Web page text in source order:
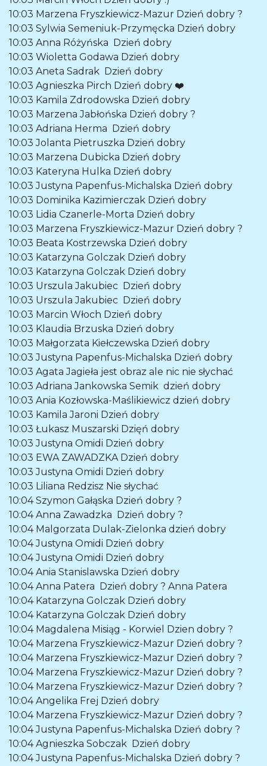
10:03 Marzena Fryszkiewicz-Mazur Dzień dobry ?
10:03 Sylwia Semeniuk-Przymęcka Dzień dobry
10:03 Anna Różyńska Dzień dobry
10:03 Wioletta Godawa Dzień dobry
10:03 Aneta Sadrak Dzień dobry
10:03 Agnieszka Pirch Dzień dobry ❤️
10:03 Kamila Zdrodowska Dzień dobry
10:03 Marzena Jabłońska Dzień dobry ?
10:03 Adriana Herma Dzień dobry
10:03 Jolanta Pietruszka Dzień dobry
10:03 Marzena Dubicka Dzień dobry
10:03 Kateryna Hulka Dzień dobry
10:03 Justyna Papenfus-Michalska Dzień dobry
10:03 Dominika Kazimierczak Dzień dobry
10:03 Lidia Czanerle-Morta Dzień dobry
10:03 Marzena Fryszkiewicz-Mazur Dzień dobry ?
10:03 Beata Kostrzewska Dzień dobry
10:03 Katarzyna Golczak Dzień dobry
10:03 Katarzyna Golczak Dzień dobry
10:03 Urszula Jakubiec Dzień dobry
10:03 Urszula Jakubiec Dzień dobry
10:03 Marcin Włoch Dzień dobry
10:03 Klaudia Brzuska Dzień dobry
10:03 Małgorzata Kiełczewska Dzień dobry
10:03 Justyna Papenfus-Michalska Dzień dobry
10:03 Agata Jagieła jest obraz ale nic nie słychać
10:03 Adriana Jankowska Semik dzień dobry
10:03 Ania Kozłowska-Maślikiewicz dzień dobry
10:03 Kamila Jaroni Dzień dobry
10:03 Łukasz Muszarski Dzięń dobry
10:03 Justyna Omidi Dzień dobry
10:03 EWA ZAWADZKA Dzień dobry
10:03 Justyna Omidi Dzień dobry
10:03 Liliana Redzisz Nie słychać
10:04 Szymon Gałąska Dzień dobry ?
10:04 Anna Zawadzka Dzień dobry ?
10:04 Malgorzata Dulak-Zielonka dzień dobry
10:04 Justyna Omidi Dzień dobry
10:04 Justyna Omidi Dzień dobry
10:04 Ania Stanislawska Dzień dobry
10:04 Anna Patera Dzień dobry ? Anna Patera
10:04 Katarzyna Golczak Dzień dobry
10:04 Katarzyna Golczak Dzień dobry
10:04 Magdalena Misiąg - Korwiel Dzien dobry ?
10:04 Marzena Fryszkiewicz-Mazur Dzień dobry ?
10:04 Marzena Fryszkiewicz-Mazur Dzień dobry ?
10:04 Marzena Fryszkiewicz-Mazur Dzień dobry ?
10:04 Marzena Fryszkiewicz-Mazur Dzień dobry ?
10:04 Angelika Frej Dzień dobry
10:04 Marzena Fryszkiewicz-Mazur Dzień dobry ?
10:04 Justyna Papenfus-Michalska Dzień dobry ?
10:04 Agnieszka Sobczak Dzień dobry
10:04 Justyna Papenfus-Michalska Dzień dobry ?